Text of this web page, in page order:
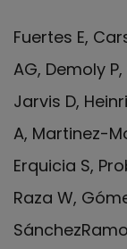
Fuertes E,
AG, Demoly
Jarvis D,
A, Martinez-
Erquicia S,
Raza W,